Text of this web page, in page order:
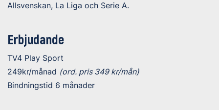
Allsvenskan, La Liga och Serie A.
Erbjudande
TV4 Play Sport
249kr/månad (ord. pris 349 kr/mån)
Bindningstid 6 månader